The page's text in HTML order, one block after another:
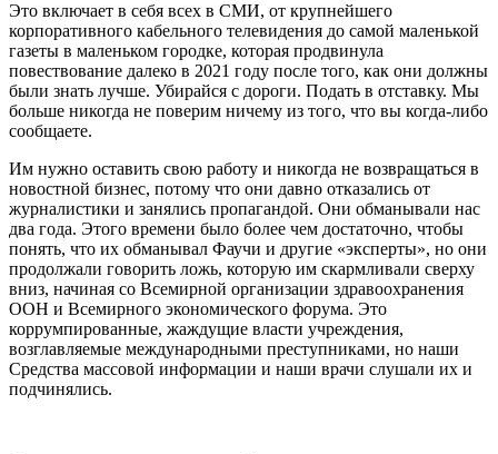
Это включает в себя всех в СМИ, от крупнейшего
корпоративного кабельного телевидения до самой маленькой
газеты в маленьком городке, которая продвинула
повествование далеко в 2021 году после того, как они должны
были знать лучше. Убирайся с дороги. Подать в отставку. Мы
больше никогда не поверим ничему из того, что вы когда-либо
сообщаете.
Им нужно оставить свою работу и никогда не возвращаться в
новостной бизнес, потому что они давно отказались от
журналистики и занялись пропагандой. Они обманывали нас
два года. Этого времени было более чем достаточно, чтобы
понять, что их обманывал Фаучи и другие «эксперты», но они
продолжали говорить ложь, которую им скармливали сверху
вниз, начиная со Всемирной организации здравоохранения
ООН и Всемирного экономического форума. Это
коррумпированные, жаждущие власти учреждения,
возглавляемые международными преступниками, но наши
Средства массовой информации и наши врачи слушали их и
подчинялись.